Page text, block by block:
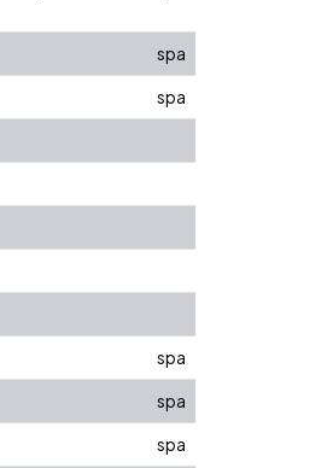
spa
spa
spa
spa
spa